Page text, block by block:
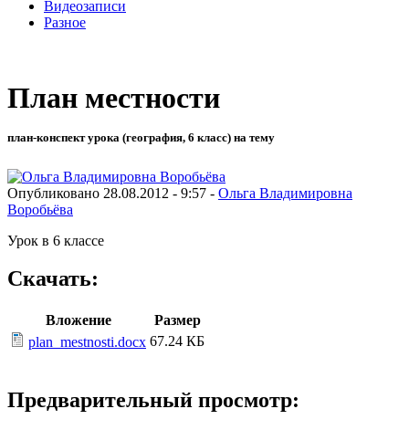
Видеозаписи
Разное
План местности
план-конспект урока (география, 6 класс) на тему
Опубликовано 28.08.2012 - 9:57 - Ольга Владимировна
Воробьёва
Урок в 6 классе
Скачать:
Вложение
Размер
plan_mestnosti.docx 67.24 КБ
Предварительный просмотр: